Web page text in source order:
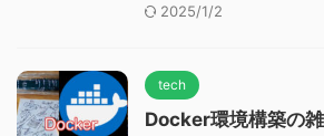
2025/1/2
tech
Docker環境構築の